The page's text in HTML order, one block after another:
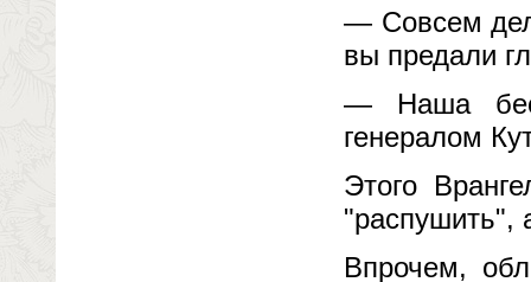
— Совсем
вы предали
— Наша
генералом
Этого
"распушить",
Впрочем,